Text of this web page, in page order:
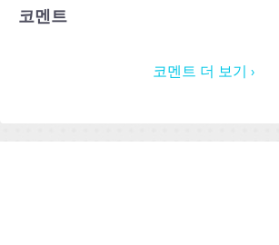
코멘트
코멘트 더 보기 ›